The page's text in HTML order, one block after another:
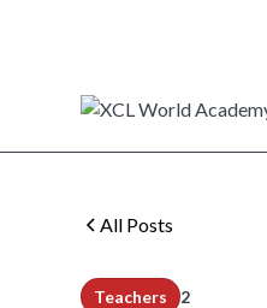
All Posts
Teachers 2